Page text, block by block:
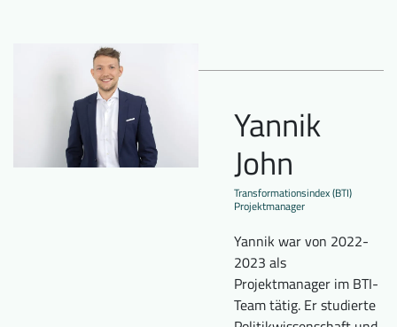
Berichte
Methode
Blog
Wer wir sind
Newsletter
Yannik
John
Transformationsindex (BTI)
Projektmanager
Yannik war von 2022-
2023 als
Projektmanager im BTI-
Team tätig. Er studierte